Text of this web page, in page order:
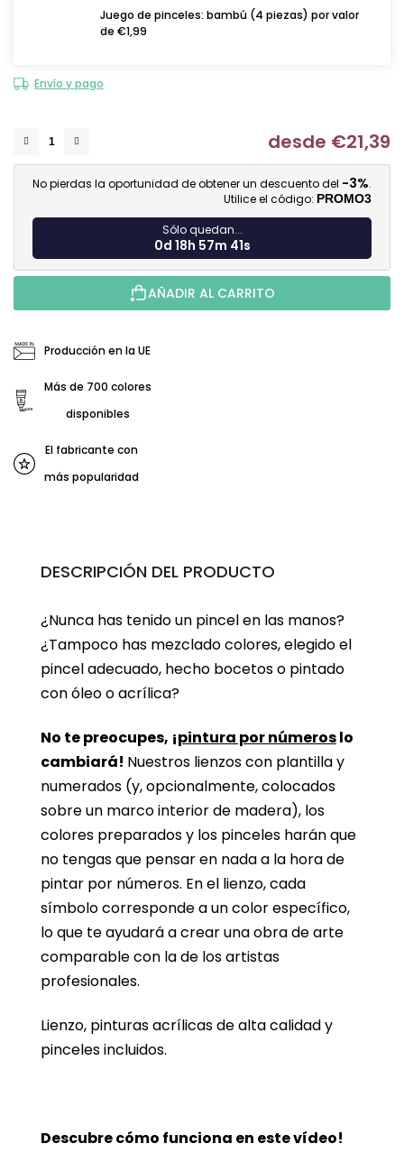
Juego de pinceles: bambú (4 piezas) por valor
de €1,99
Envío y pago
desde €21,39
No pierdas la oportunidad de obtener un descuento del -3%.
Utilice el código: PROMO3
Sólo quedan...
0d 18h 57m 40s
AÑADIR AL CARRITO
Producción en la UE
Más de 700 colores
disponibles
El fabricante con
más popularidad
DESCRIPCIÓN DEL PRODUCTO
¿Nunca has tenido un pincel en las manos?
¿Tampoco has mezclado colores, elegido el
pincel adecuado, hecho bocetos o pintado
con óleo o acrílica?
No te preocupes, ¡pintura por númeroslo
cambiará! Nuestros lienzos con plantilla y
numerados (y, opcionalmente, colocados
sobre un marco interior de madera), los
colores preparados y los pinceles harán que
no tengas que pensar en nada a la hora de
pintar por números. En el lienzo, cada
símbolo corresponde a un color específico,
lo que te ayudará a crear una obra de arte
comparable con la de los artistas
profesionales.
Lienzo, pinturas acrílicas de alta calidad y
pinceles incluidos.
Descubre cómo funciona en este vídeo!